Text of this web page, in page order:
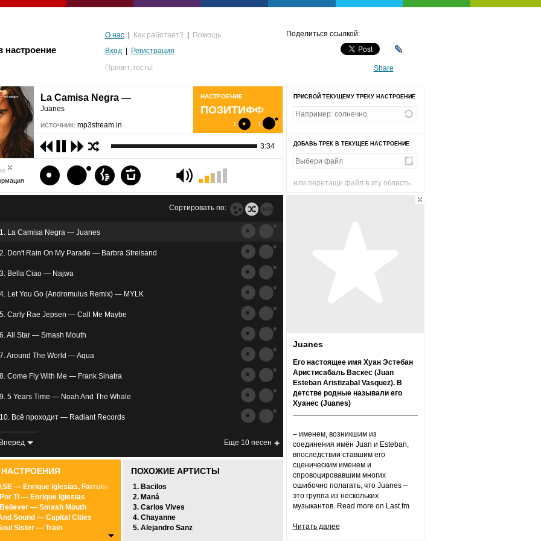
настроение
О нас Как работает?
Помощь
Вход
Регистрация
Привет, гость!
Поделиться ссылкой:
Share
злость
La Camisa Negra —
Juanes
ИСТОЧНИК: mp3stream.in
НАСТРОЕНИЕ
ПОЗИТИФФ
1 1
3:34
1. La Camisa Negra — Juanes
2. Don't Rain On My Parade — Barbra Streisand
3. Bella Ciao — Najwa
4. Let You Go (Andromulus Remix) — MYLK
5. Carly Rae Jepsen — Call Me Maybe
6. All Star — Smash Mouth
7. Around The World — Aqua
8. Come Fly With Me — Frank Sinatra кпопаданиям
9. 5 Years Time — Noah And The Whale кпопаданиям
10. Всё проходит — Radiant Records кпопаданиям
11. Super Psycho Love — Simon Curtis кпопаданиям
LOVE&HATE — Sarah Emi Bridcut кпопаданиям
кпопаданиям
14. Never Dance Again — Blue Stahli кпопаданиям
Would You... — Touch And Go
Сортировать по:
Еще 10 песен
Вперед
НАСТРОЕНИЯ
— Enrique Iglesias, Farruko
Ti — Enrique Iglesias
— Smash Mouth
Sound — Capital Cities
Sister — Train
ПОХОЖИЕ АРТИСТЫ
1. Bacilos
2. Maná
3. Carlos Vives
4. Chayanne
5. Alejandro Sanz
ПРИСВОЙ ТЕКУЩЕМУ ТРЕКУ НАСТРОЕНИЕ
ДОБАВЬ ТРЕК В ТЕКУЩЕЕ НАСТРОЕНИЕ
или перетащи файл в эту область
Juanes
Его настоящее имя Хуан Эстебан
Аристисабаль Васкес (Juan
Esteban Aristizabal Vasquez). В
детстве родные называли его
Хуанес (Juanes)
– именем, возникшим из
соединения имён Juan и Esteban,
впоследствии ставшим его
сценическим именем и
спровоцировавшим многих
ошибочно полагать, что Juanes –
это группа из нескольких
музыкантов. Read more on Last.fm
Читать далее